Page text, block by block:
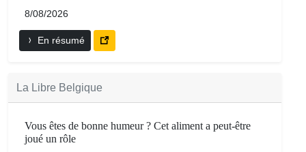
8/08/2026
En résumé
La Libre Belgique
Vous êtes de bonne humeur ? Cet aliment a peut-être
joué un rôle